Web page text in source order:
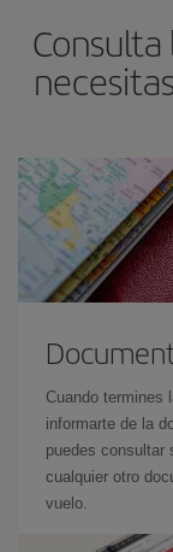
Cuando termines
informarte de la
puedes consultar
cualquier otro
vuelo.